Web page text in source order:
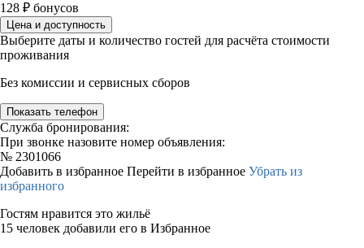
128 ₽ бонусов
Цена и доступность
Выберите даты и количество гостей для расчёта стоимости
проживания
Без комиссии и сервисных сборов
Показать телефон
Служба бронирования:
При звонке назовите номер объявления:
№ 2301066
Добавить в избранное Перейти в избранное Убрать из
избранного
Гостям нравится это жильё
15 человек добавили его в Избранное